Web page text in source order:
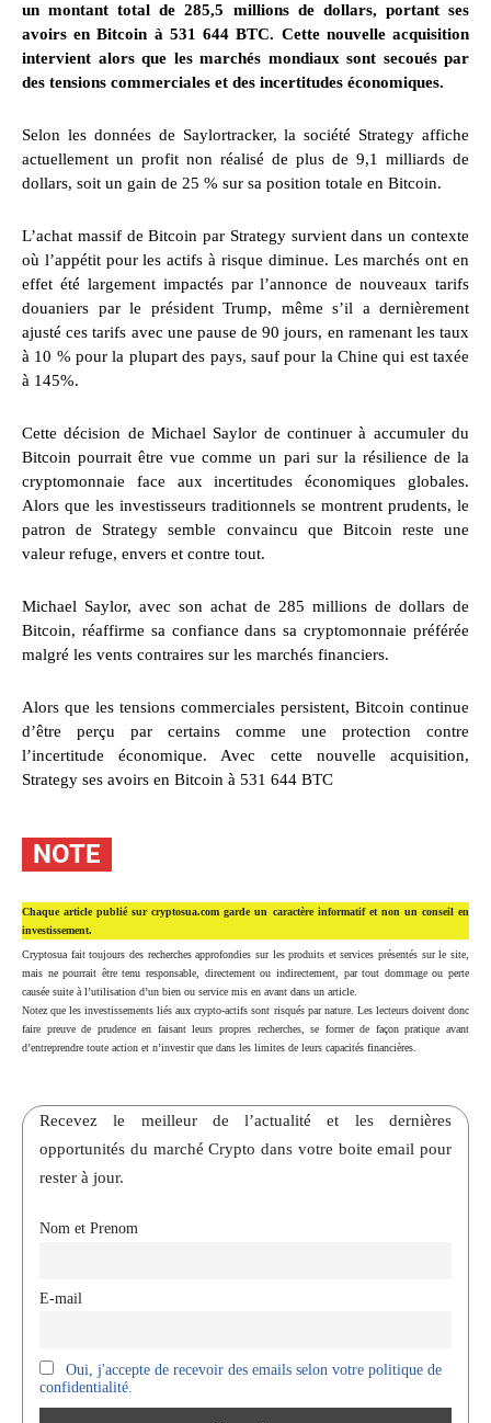
un montant total de 285,5 millions de dollars, portant ses
avoirs en Bitcoin à 531 644 BTC. Cette nouvelle acquisition
intervient alors que les marchés mondiaux sont secoués par
des tensions commerciales et des incertitudes économiques.
Selon les données de Saylortracker, la société Strategy affiche
actuellement un profit non réalisé de plus de 9,1 milliards de
dollars, soit un gain de 25 % sur sa position totale en Bitcoin.
L’achat massif de Bitcoin par Strategy survient dans un contexte
où l’appétit pour les actifs à risque diminue. Les marchés ont en
effet été largement impactés par l’annonce de nouveaux tarifs
douaniers par le président Trump, même s’il a dernièrement
ajusté ces tarifs avec une pause de 90 jours, en ramenant les taux
à 10 % pour la plupart des pays, sauf pour la Chine qui est taxée
à 145%.
Cette décision de Michael Saylor de continuer à accumuler du
Bitcoin pourrait être vue comme un pari sur la résilience de la
cryptomonnaie face aux incertitudes économiques globales.
Alors que les investisseurs traditionnels se montrent prudents, le
patron de Strategy semble convaincu que Bitcoin reste une
valeur refuge, envers et contre tout.
Michael Saylor, avec son achat de 285 millions de dollars de
Bitcoin, réaffirme sa confiance dans sa cryptomonnaie préférée
malgré les vents contraires sur les marchés financiers.
Alors que les tensions commerciales persistent, Bitcoin continue
d’être perçu par certains comme une protection contre
l’incertitude économique. Avec cette nouvelle acquisition,
Strategy ses avoirs en Bitcoin à 531 644 BTC
NOTE
Chaque article publié sur cryptosua.com garde un caractère informatif et non un conseil en
investissement.
Cryptosua fait toujours des recherches approfondies sur les produits et services présentés sur le site,
mais ne pourrait être tenu responsable, directement ou indirectement, par tout dommage ou perte
causée suite à l’utilisation d’un bien ou service mis en avant dans un article.
Notez que les investissements liés aux crypto-actifs sont risqués par nature. Les lecteurs doivent donc
faire preuve de prudence en faisant leurs propres recherches, se former de façon pratique avant
d’entreprendre toute action et n’investir que dans les limites de leurs capacités financières.
Recevez le meilleur de l’actualité et les dernières
opportunités du marché Crypto dans votre boite email pour
rester à jour.
Nom et Prenom
E-mail
Oui, j'accepte de recevoir des emails selon votre politique de
confidentialité.